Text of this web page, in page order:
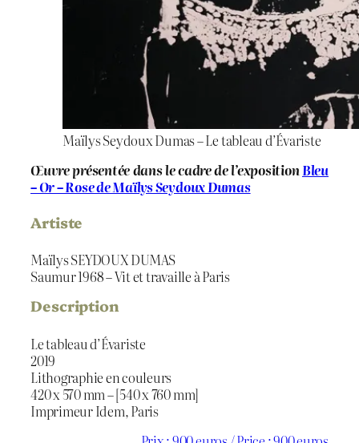
Maïlys Seydoux Dumas – Le tableau d’Évariste
Œuvre présentée dans le cadre de l’expositionBleu
– Or – Rose de Maïlys Seydoux Dumas
Artiste
Maïlys SEYDOUX DUMAS
Saumur 1968 – Vit et travaille à Paris
Description
Le tableau d’Évariste
2019
Lithographie en couleurs
420 x 570 mm – [540 x 760 mm]
Imprimeur Idem, Paris